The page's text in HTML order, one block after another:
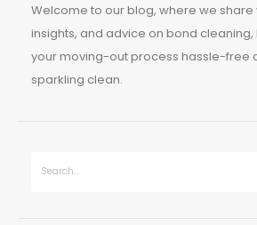
Welcome to our blog, where we share
insights, and advice on bond
your moving-out process hassle-free
sparkling clean.